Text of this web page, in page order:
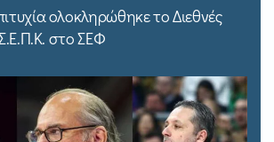
ολοκληρώθηκε το Διεθνές
στο ΣΕΦ